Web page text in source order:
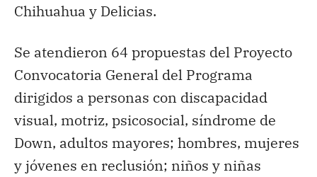
Chihuahua y Delicias.
Se atendieron 64 propuestas del Proyecto
Convocatoria General del Programa
dirigidos a personas con discapacidad
visual, motriz, psicosocial, síndrome de
Down, adultos mayores; hombres, mujeres
y jóvenes en reclusión; niños y niñas